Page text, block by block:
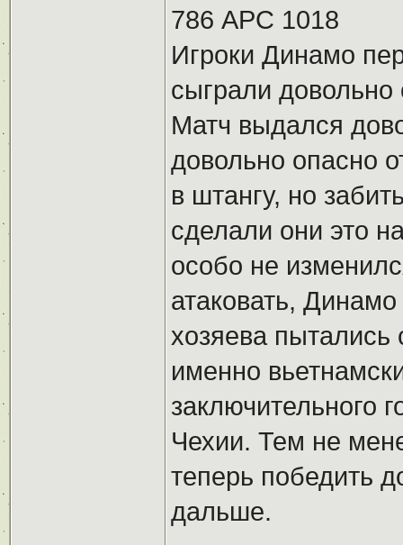
786 АРС 1018
Игроки Динамо
сыграли довольно
Матч выдался
довольно опасно
в штангу, но
сделали они это
особо не
атаковать,
хозяева пытались
именно
заключительного
Чехии. Тем не
теперь победить
дальше.